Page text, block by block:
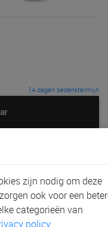
14 dagen bedenktermijn
onzewinkelte Aalst,
zijn nodig om deze
ook voor een
categorieën van
policy